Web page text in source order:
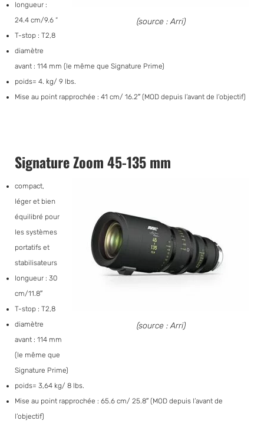
(source : Arri)
longueur :
24.4 cm/9.6 “
T-stop : T2,8
diamètre
avant : 114 mm (le même que Signature Prime)
poids= 4. kg/ 9 lbs.
Mise au point rapprochée : 41 cm/ 16.2″ (MOD depuis l’avant de l’objectif)
Signature Zoom 45-135 mm
(source : Arri)
compact,
léger et bien
équilibré pour
les systèmes
portatifs et
stabilisateurs
longueur : 30
cm/11.8″
T-stop : T2,8
diamètre
avant : 114 mm
(le même que
Signature Prime)
poids= 3,64 kg/ 8 lbs.
Mise au point rapprochée : 65.6 cm/ 25.8″ (MOD depuis l’avant de
l’objectif)